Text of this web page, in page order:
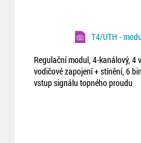
T4/UTH -
Regulační modul, 4-kanálový, 4
vodičové zapojení + stínění, 6
vstup signálu topného proudu